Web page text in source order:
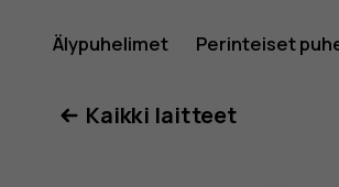
Nokia
Älypuhelimet Perinteiset
Kaikki laitteet